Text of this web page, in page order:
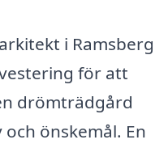
i Ramsberg
för att
drömträdgård
önskemål. En